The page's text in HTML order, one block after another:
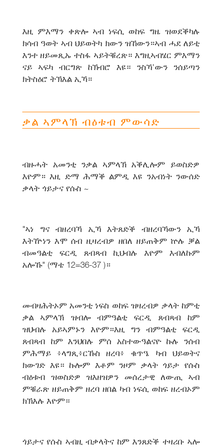
እዚ ምእማን ቀጽሎ ኣብ ነፍሲ ወከፍ ግዜ ዝወደቕካሉ
ክሳብ ዓወት ኣብ ህይወትካ ክውን ዝኸውን።ኣብ ሓደ ለይቲ
እንተ ዘይመጺኡ ተስፋ ኣይትቑረጽ። እግዚኣብሄር ምእማን
ናይ ኣፍካ ብርግጽ ከኽብሮ እዩ። ንስኻ'ውን ንሰይጣን
ክትስዕሮ ትኽእል ኢኻ።
ቃል ኣምላኽ ብዕቱብ ምውሳድ
ብዙሓት አመንቲ ንቃል ኣምላኽ አቕሊሎም ይወስድዎ
እዮም። እዚ ድማ ሕማቕ ልምዲ እዩ ንአብነት ንውሰድ
ቃላት ጎይታና የሱስ ~
"ኣነ ግና ብዘረባኻ ኢኻ እትጸድቕ ብዘረባኻውን ኢኻ
እትዅነን እሞ ሰብ ዚዛረብዎ ዘበለ ዘይጠቅም ኵሉ ቓል
ብመዓልቲ ፍርዲ ጸብጻብ ኪህብሉ እዮም እብለኩም
አሎኹ" (ማቴ 12=36-37 )።
መብዛሕትኦም አመንቲ ነፍስ ወከፍ ዝዛረብዎ ቃላት ከምቲ
ቃል ኣምላኽ ዝብሎ ብምዓልቲ ፍርዲ ጸብጻብ ከም
ዝህብሉ አይኣምኑን እዮም።እዚ ግን ብምዓልቲ ፍርዲ
ጸብጻብ ከም እንህበሉ ምሰ አስተውዓልናዮ ኩሉ ንሰብ
ምሕማይ ፥ላግጺ፥ርኹስ ዘረባ፥ ቁጥዔ ካብ ህይወትና
ክውገድ እዩ። ኩሎም እቶም ንዞም ቃላት ጎይታ የሱስ
ብዕቱብ ዝወስድዎ ዝእዘዝዎን መሰረታዊ ለውጢ ኣብ
ምቑራጽ ዘይጠቅም ዘረባ ዘበል ካብ ነፍሲ ወከፍ ዘረብኦም
ክኽእሉ እዮም።
ጎይታና የሱስ ኣብዚ ብቃላትና ከም እንጸድቕ ተዛሪቡ ኣሎ